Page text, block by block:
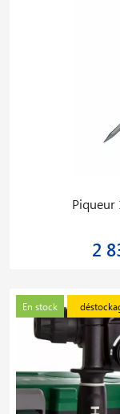
Piqueur
2
En stock